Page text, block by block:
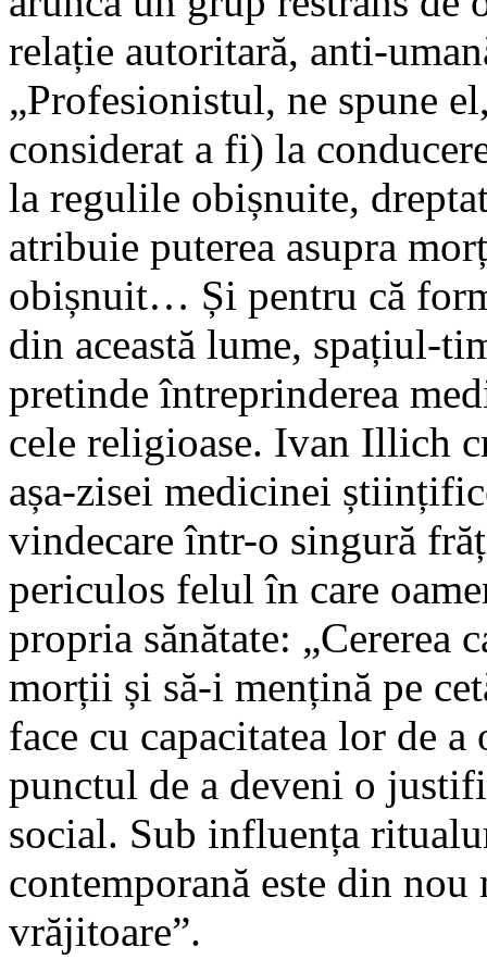
relație autoritară, anti-
„Profesionistul, ne spune
considerat a fi) la
la regulile obișnuite,
atribuie puterea asupra
obișnuit… Și pentru că
din această lume, spațiul-
pretinde întreprinderea
cele religioase. Ivan Illich
așa-zisei medicinei
vindecare într-o singură
periculos felul în care
propria sănătate: „Cererea
morții și să-i mențină pe
face cu capacitatea lor de
punctul de a deveni o
social. Sub influența
contemporană este din
vrăjitoare”.